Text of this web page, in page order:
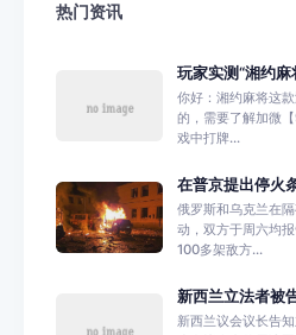
热门资讯
玩家实测“湘约
你好：湘约麻将这
的，需要了解加微
戏中打牌...
在普京提出停火
俄罗斯和乌克兰在
动，双方于周六均
100多架敌方...
新西兰立法者被
新西兰议会议长告